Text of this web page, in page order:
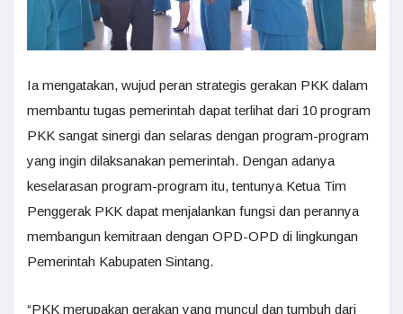
Ia mengatakan, wujud peran strategis gerakan PKK dalam
membantu tugas pemerintah dapat terlihat dari 10 program
PKK sangat sinergi dan selaras dengan program-program
yang ingin dilaksanakan pemerintah. Dengan adanya
keselarasan program-program itu, tentunya Ketua Tim
Penggerak PKK dapat menjalankan fungsi dan perannya
membangun kemitraan dengan OPD-OPD di lingkungan
Pemerintah Kabupaten Sintang.
“PKK merupakan gerakan yang muncul dan tumbuh dari